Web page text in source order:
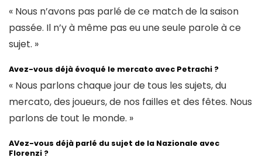
« Nous n’avons pas parlé de ce match de la saison
passée. Il n’y à même pas eu une seule parole à ce
sujet. »
Avez-vous déjà évoqué le mercato avec Petrachi ?
« Nous parlons chaque jour de tous les sujets, du
mercato, des joueurs, de nos failles et des fêtes. Nous
parlons de tout le monde. »
AVez-vous déjà parlé du sujet de la Nazionale avec
Florenzi ?